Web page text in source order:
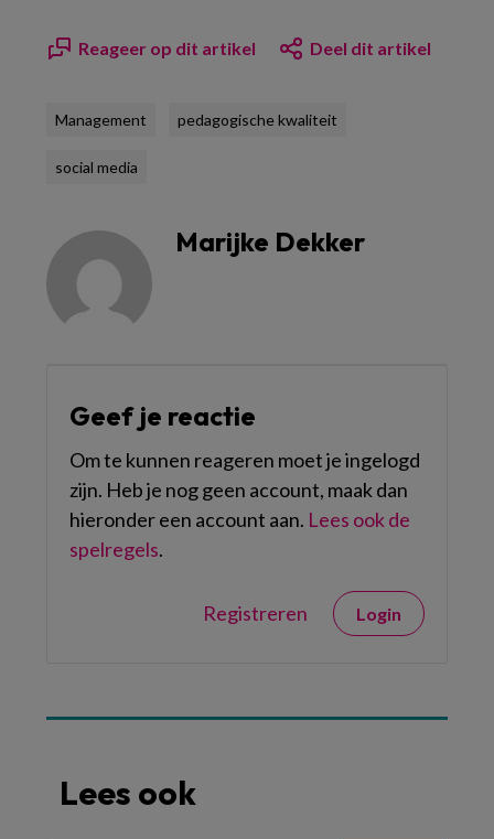
Reageer op dit artikel Deel dit artikel
Management pedagogische kwaliteit
social media
Marijke Dekker
Geef je reactie
Om te kunnen reageren moet je ingelogd
zijn. Heb je nog geen account, maak dan
hieronder een account aan. Lees ook de
spelregels.
Registreren Login
Lees ook